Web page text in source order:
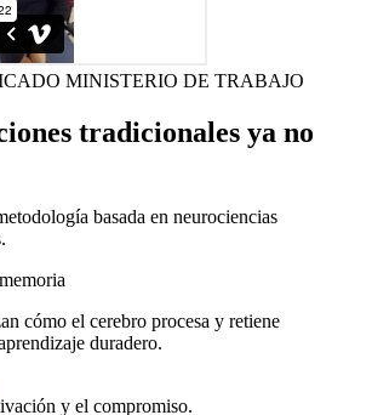
MINISTERIO DE TRABAJO
tradicionales ya no
basada en neurociencias
cómo el cerebro procesa y retiene
duradero.
y el compromiso.